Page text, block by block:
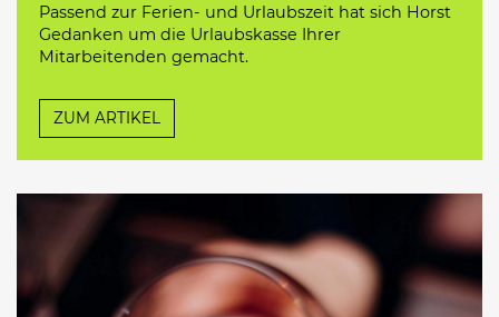
Passend zur Ferien- und Urlaubszeit hat sich Horst
Gedanken um die Urlaubskasse Ihrer
Mitarbeitenden gemacht.
ZUM ARTIKEL